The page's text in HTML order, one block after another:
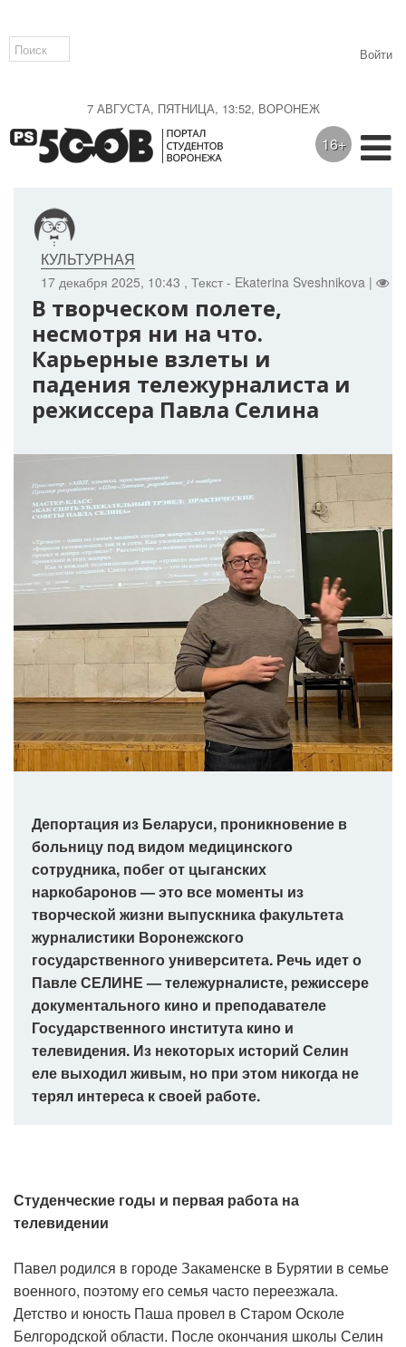
7 АВГУСТА, ПЯТНИЦА, 13:52, ВОРОНЕЖ
Войти
16+
17 декабря 2025, 10:43 , Текст - Ekaterina Sveshnikova |
КУЛЬТУРНАЯ
В творческом полете,
несмотря ни на что.
Карьерные взлеты и
падения тележурналиста и
режиссера Павла Селина
Депортация из Беларуси, проникновение в
больницу под видом медицинского
сотрудника, побег от цыганских
наркобаронов — это все моменты из
творческой жизни выпускника факультета
журналистики Воронежского
государственного университета. Речь идет о
Павле СЕЛИНЕ — тележурналисте, режиссере
документального кино и преподавателе
Государственного института кино и
телевидения. Из некоторых историй Селин
еле выходил живым, но при этом никогда не
терял интереса к своей работе.
Студенческие годы и первая работа на
телевидении
Павел родился в городе Закаменске в Бурятии в семье
военного, поэтому его семья часто переезжала.
Детство и юность Паша провел в Старом Осколе
Белгородской области. После окончания школы Селин